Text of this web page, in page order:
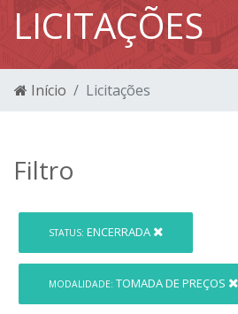
LICITAÇÕES
Início Licitações
Filtro
STATUS: ENCERRADA
MODALIDADE: TOMADA DE PREÇOS